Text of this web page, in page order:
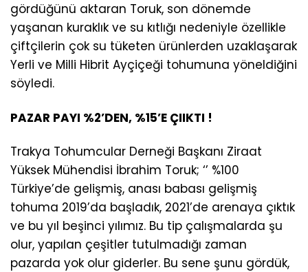
gördüğünü aktaran Toruk, son dönemde
yaşanan kuraklık ve su kıtlığı nedeniyle özellikle
çiftçilerin çok su tüketen ürünlerden uzaklaşarak
Yerli ve Milli Hibrit Ayçiçeği tohumuna yöneldiğini
söyledi.
PAZAR PAYI %2’DEN, %15’E ÇIIKTI !
Trakya Tohumcular Derneği Başkanı Ziraat
Yüksek Mühendisi İbrahim Toruk; ‘’ %100
Türkiye’de gelişmiş, anası babası gelişmiş
tohuma 2019’da başladık, 2021’de arenaya çıktık
ve bu yıl beşinci yılımız. Bu tip çalışmalarda şu
olur, yapılan çeşitler tutulmadığı zaman
pazarda yok olur giderler. Bu sene şunu gördük,